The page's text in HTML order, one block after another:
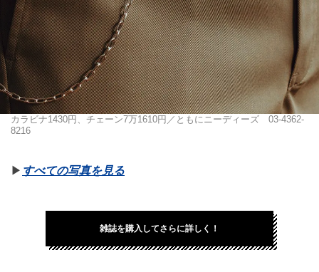
カラビナ1430円、チェーン7万1610円／ともにニーディーズ 03-4362-
8216
▶︎ すべての写真を見る
雑誌を購入してさらに詳しく！